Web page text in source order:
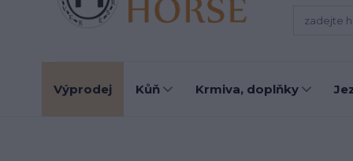
Výprodej Kůň Krmiva, doplňky